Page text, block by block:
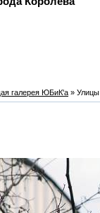
галерея ЮБиК'a » Улицы